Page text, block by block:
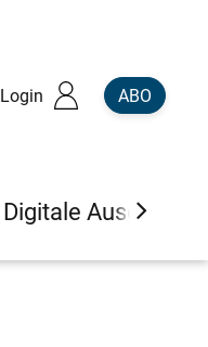
Login ABO
Digitale Ausgaben